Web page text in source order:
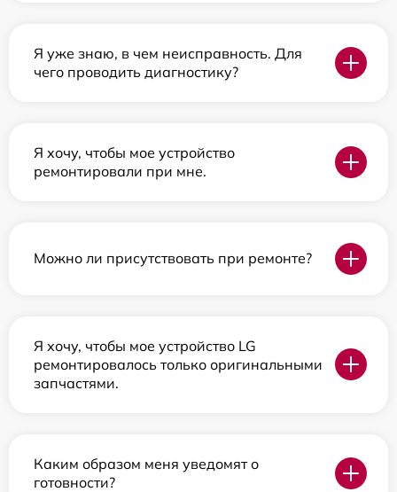
Я уже знаю, в чем неисправность. Для
чего проводить диагностику?
Я хочу, чтобы мое устройство
ремонтировали при мне.
Можно ли присутствовать при ремонте?
Я хочу, чтобы мое устройство LG
ремонтировалось только оригинальными
запчастями.
Каким образом меня уведомят о
готовности?